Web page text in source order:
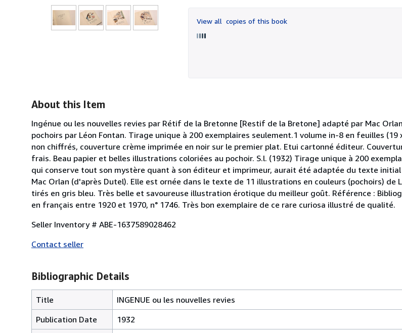
of
5
View all copies of this book
About this Item
Ingénue ou les nouvelles revies par Rétif de la Bretonne [Restif de la Bretone] adapté par Mac
pochoirs par Léon Fontan. Tirage unique à 200 exemplaires seulement.1 volume in-8 en feuilles
non chiffrés, couverture crème imprimée en noir sur le premier plat. Etui cartonné éditeur.
frais. Beau papier et belles illustrations coloriées au pochoir. S.l. (1932) Tirage unique à 200
qui conserve tout son mystère quant à son éditeur et imprimeur, aurait été adaptée du texte
Mac Orlan (d'après Dutel). Elle est ornée dans le texte de 11 illustrations en couleurs (pochoirs) de
tirés en gris bleu. Très belle et savoureuse illustration érotique du meilleur goût. Référence :
en français entre 1920 et 1970, n° 1746. Très bon exemplaire de ce rare curiosa illustré de qualité.
Seller Inventory # ABE-1637589028462
Contact seller
Bibliographic Details
Title
INGENUE ou les nouvelles revies
Publication Date
1932